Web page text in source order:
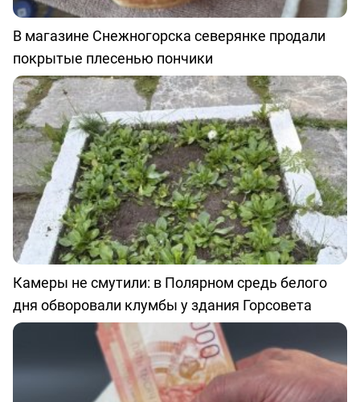
В магазине Снежногорска северянке продали
покрытые плесенью пончики
Камеры не смутили: в Полярном средь белого
дня обворовали клумбы у здания Горсовета